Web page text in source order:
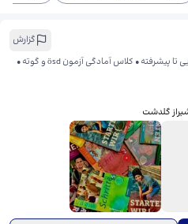
گزارش
من مدرس زبان المانی هستم • از سطح ابتدایی تا پیشرفته • کلاس آمادگی آزمون ösd و گوته •